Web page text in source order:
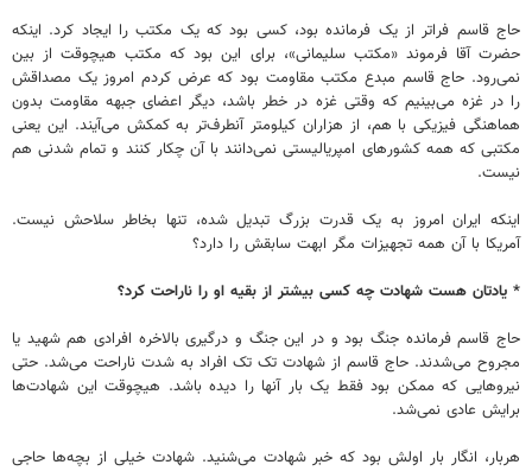
حاج قاسم فراتر از یک فرمانده بود، کسی بود که یک مکتب را ایجاد کرد. اینکه
حضرت آقا فرموند «مکتب سلیمانی»، برای این بود که مکتب هیچوقت از بین
نمی‌رود. حاج قاسم مبدع مکتب مقاومت بود که عرض کردم امروز یک مصداقش
را در غزه می‌بینیم که وقتی غزه در خطر باشد، دیگر اعضای جبهه مقاومت بدون
هماهنگی فیزیکی با هم، از هزاران کیلومتر آنطرف‌تر به کمکش می‌آیند. این یعنی
مکتبی که همه کشورهای امپریالیستی نمی‌دانند با آن چکار کنند و تمام شدنی هم
نیست.
اینکه ایران امروز به یک قدرت بزرگ تبدیل شده، تنها بخاطر سلاحش نیست.
آمریکا با آن همه تجهیزات مگر ابهت سابقش را دارد؟
* یادتان هست شهادت چه کسی بیشتر از بقیه او را ناراحت کرد؟
حاج قاسم فرمانده جنگ بود و در این جنگ و درگیری بالاخره افرادی هم شهید یا
مجروح می‌شدند. حاج قاسم از شهادت تک تک افراد به شدت ناراحت می‌شد. حتی
نیروهایی که ممکن بود فقط یک بار آنها را دیده باشد. هیچوقت این شهادت‌ها
برایش عادی نمی‌شد.
هربار، انگار بار اولش بود که خبر شهادت می‌شنید. شهادت خیلی از بچه‌ها حاجی